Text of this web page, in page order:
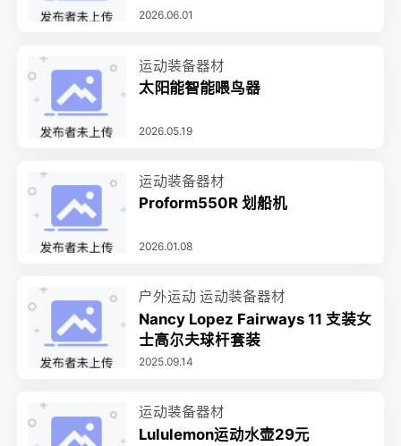
2026.06.01
运动装备器材
太阳能智能喂鸟器
2026.05.19
运动装备器材
Proform550R 划船机
2026.01.08
户外运动 运动装备器材
Nancy Lopez Fairways 11 支装女
士高尔夫球杆套装
2025.09.14
运动装备器材
Lululemon运动水壶29元